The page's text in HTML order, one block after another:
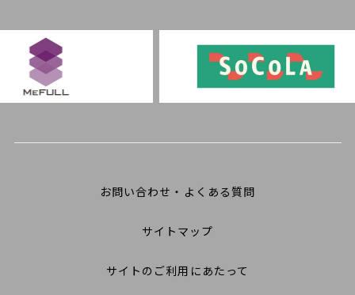
お問い合わせ・よくある質問
サイトマップ
サイトのご利用にあたって